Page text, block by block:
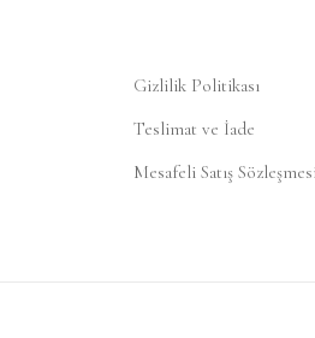
Gizlilik Politikası
Teslimat ve İade
Mesafeli Satış